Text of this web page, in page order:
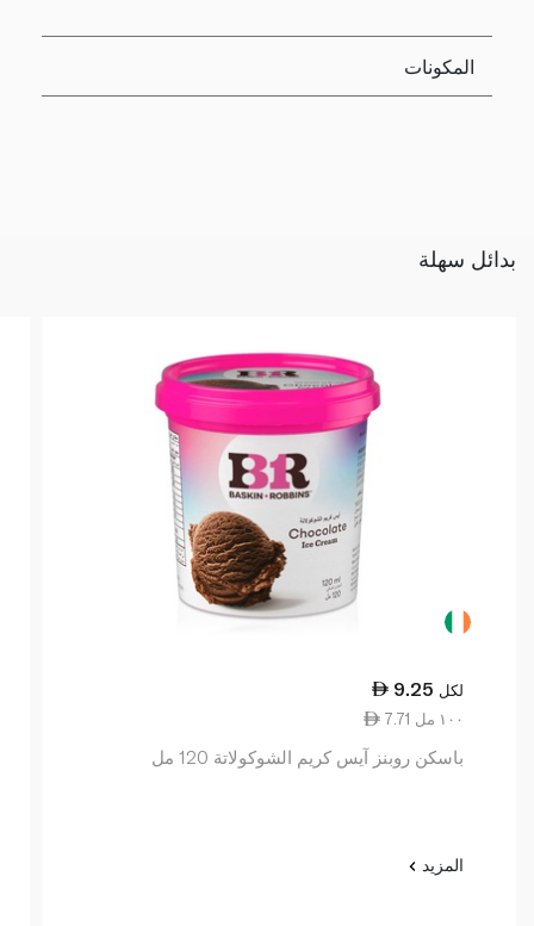
المكونات
بدائل سهلة
9.25 لكل
7.71 ١٠٠ مل
باسكن روبنز آيس كريم الشوكولاتة 120 مل
المزيد